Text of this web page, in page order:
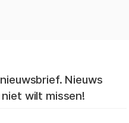
Nieuws
wilt missen!